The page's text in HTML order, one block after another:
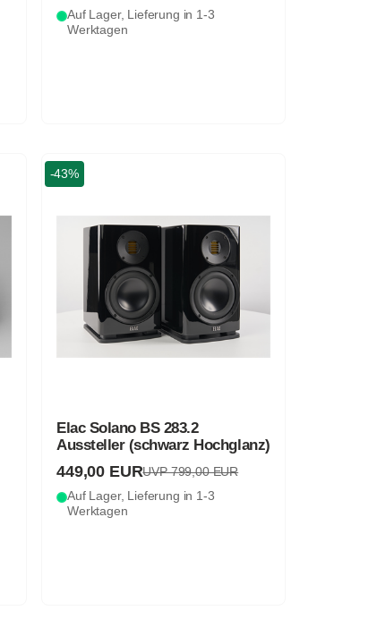
Auf Lager, Lieferung in 1-3
Werktagen
Elac Solano BS 283.2
Aussteller (schwarz Hochglanz)
449,00 EURUVP 799,00 EUR
Auf Lager, Lieferung in 1-3
Werktagen
-43%